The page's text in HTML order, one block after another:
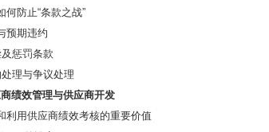
何防止“条款之战”
预期违约
惩罚条款
理与争议处理
绩效管理与供应商开发
利用供应商绩效考核的重要价值